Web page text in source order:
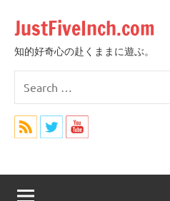
content
JustFiveInch.com
知的好奇心の赴くままに遊ぶ。
for: